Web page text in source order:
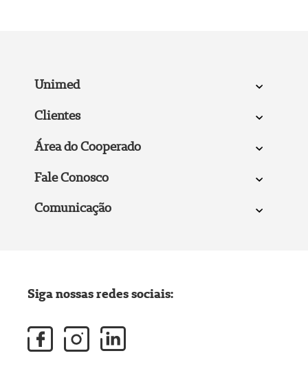
Unimed
Clientes
Área do Cooperado
Fale Conosco
Comunicação
Siga nossas redes sociais: